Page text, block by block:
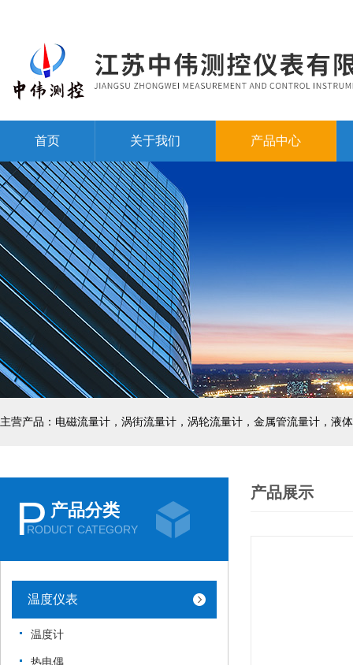
首页 关于我们 产品中心
主营产品：电磁流量计，涡街流量计，涡轮流量计，金属管流量计，液
P 产品分类
RODUCT CATEGORY
温度仪表
温度计
热电偶
产品展示